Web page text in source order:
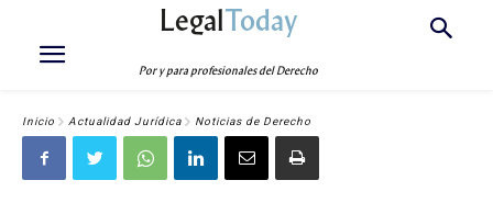
LegalToday
Por y para profesionales del Derecho
Inicio Actualidad Jurídica Noticias de Derecho